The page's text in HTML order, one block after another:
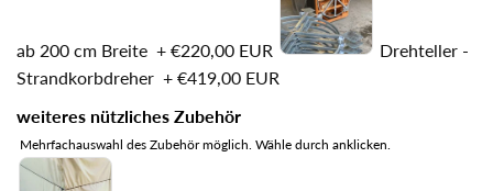
ab 200 cm Breite + €220,00 EUR
Drehteller -
Strandkorbdreher + €419,00 EUR
weiteres nützliches Zubehör
Mehrfachauswahl des Zubehör möglich. Wähle durch anklicken.